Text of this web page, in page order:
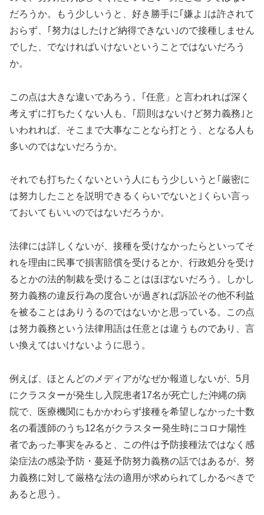
だろうか。もう少しいうと、好き勝手に｢嫌よ｣は許されて
おらず、｢努力はしたけど納得できない｣ので接種しません
でした、でなければいけないということではないだろう
か。
この点は大きな違いであろう。｢任意」と言われれば深く
考えずに打ちたくない人も、｢罰則はないけど努力義務｣と
いわれれば、そこまで大事なことなら打とう、となる人も
多いのではないだろうか。
それでも打ちたくないという人にもう少しいうと｢厳密に
は努力したことを説明できるくらいでないと｣くらい言っ
ておいてもいいのではないだろうか。
法律には詳しくないが、接種を受けなかったらといってそ
れを理由に民事で損害賠償を受けるとか、行政処分を受け
るとかの法的制裁を受けることはほぼないだろう。しかし
努力義務の違反行為の度合いが過ぎれば訴訟その他不利益
を被ることはありうるのではないかと思っている。この点
は努力義務という法律用語は任意とは違うものであり、言
い換えてはいけないように思う。
例えば、ほとんどのメディアがなぜか報道しないが、5月
にクラスターが発生し入院患者17名が死亡した沖縄の病
院で、医療機関にもかかわらず接種を希望しなかった十数
名の看護師のうち12名がクラスター発生時にコロナ陽性
者であった事実をみると、この件は予防接種法ではなく感
染症法の感染予防・蔓延予防努力義務の話ではあるが、努
力義務に対して厳格な法の適用が求められてしかるべきで
あると思う。